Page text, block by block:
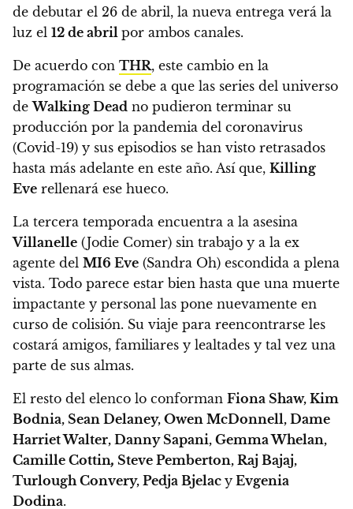
de debutar el 26 de abril, la nueva entrega verá la
luz el 12 de abril por ambos canales.
De acuerdo con THR, este cambio en la
programación se debe a que las series del universo
deWalking Dead no pudieron terminar su
producción por la pandemia del coronavirus
(Covid-19) y sus episodios se han visto retrasados
hasta más adelante en este año. Así que, Killing
Eve rellenará ese hueco.
La tercera temporada encuentra a la asesina
Villanelle (Jodie Comer) sin trabajo y a la ex
agente del MI6 Eve (Sandra Oh) escondida a plena
vista. Todo parece estar bien hasta que una muerte
impactante y personal las pone nuevamente en
curso de colisión. Su viaje para reencontrarse les
costará amigos, familiares y lealtades y tal vez una
parte de sus almas.
El resto del elenco lo conforman Fiona Shaw, Kim
Bodnia, Sean Delaney, Owen McDonnell, Dame
Harriet Walter, Danny Sapani, Gemma Whelan,
Camille Cottin, Steve Pemberton, Raj Bajaj,
Turlough Convery, Pedja Bjelac y Evgenia
Dodina.